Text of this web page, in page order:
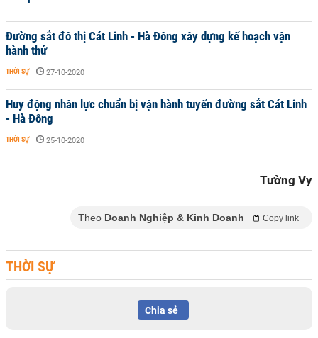
Đường sắt đô thị Cát Linh - Hà Đông xây dựng kế hoạch vận
hành thử
THỜI SỰ - 27-10-2020
Huy động nhân lực chuẩn bị vận hành tuyến đường sắt Cát Linh
- Hà Đông
THỜI SỰ - 25-10-2020
Tường Vy
Theo Doanh Nghiệp & Kinh Doanh Copy link
THỜI SỰ
Chia sẻ